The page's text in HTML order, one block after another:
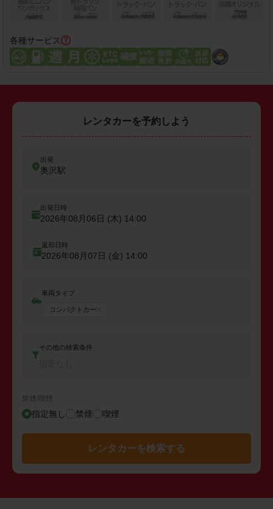
各種サービス
レンタカーを予約しよう
出発
奥沢駅
出発日時
2026年08月06日 (木) 14:00
返却日時
2026年08月07日 (金) 14:00
車両タイプ
コンパクトカー
その他の検索条件
禁煙/喫煙
指定無し 禁煙 喫煙
レンタカーを検索する